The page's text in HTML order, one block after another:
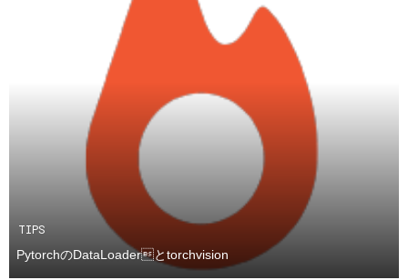
TIPS
PytorchのDataLoaderとtorchvision